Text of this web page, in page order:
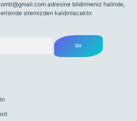
adresine bildirmeniz halinde,
sitemizden kaldırılacaktır.